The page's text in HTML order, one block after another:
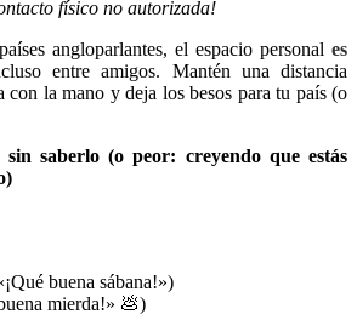
físico no autorizada!
angloparlantes, el espacio personal es
entre amigos. Mantén una distancia
con la mano y deja los besos para tu país (o
sin saberlo (o peor: creyendo que estás
buena sábana!»)
mierda!» 💩)